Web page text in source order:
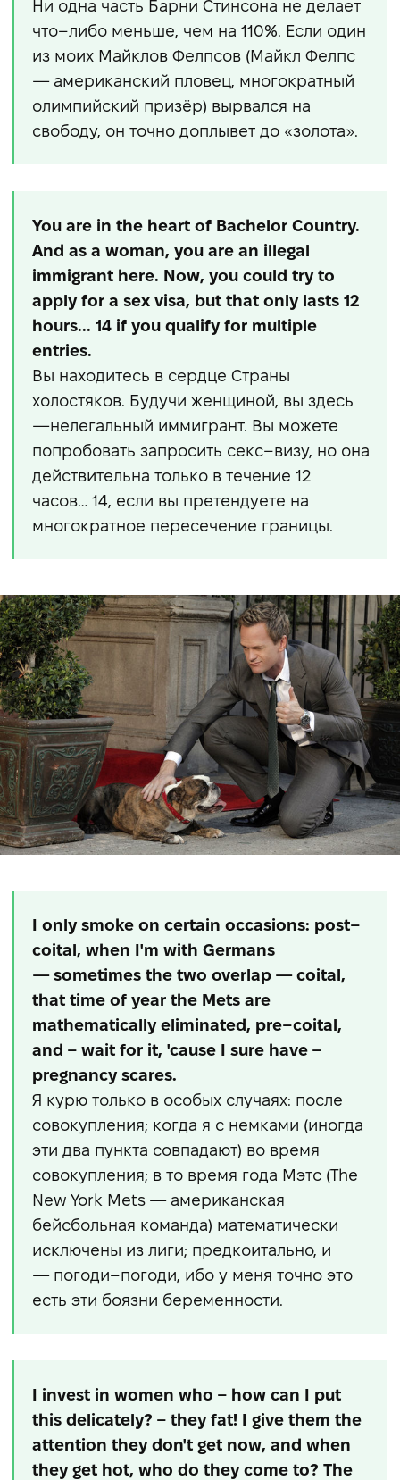
Ни одна часть Барни Стинсона не делает
что–либо меньше, чем на 110%. Если один
из моих Майклов Фелпсов (Майкл Фелпс
— американский пловец, многократный
олимпийский призёр) вырвался на
свободу, он точно доплывет до «золота».
You are in the heart of Bachelor Country.
And as a woman, you are an illegal
immigrant here. Now, you could try to
apply for a sex visa, but that only lasts 12
hours... 14 if you qualify for multiple
entries.
Вы находитесь в сердце Страны
холостяков. Будучи женщиной, вы здесь
—нелегальный иммигрант. Вы можете
попробовать запросить секс–визу, но она
действительна только в течение 12
часов… 14, если вы претендуете на
многократное пересечение границы.
I only smoke on certain occasions: post–
coital, when I'm with Germans
— sometimes the two overlap — coital,
that time of year the Mets are
mathematically eliminated, pre–coital,
and – wait for it, 'cause I sure have –
pregnancy scares.
Я курю только в особых случаях: после
совокупления; когда я с немками (иногда
эти два пункта совпадают) во время
совокупления; в то время года Мэтс (The
New York Mets — американская
бейсбольная команда) математически
исключены из лиги; предкоитально, и
— погоди–погоди, ибо у меня точно это
есть эти боязни беременности.
I invest in women who – how can I put
this delicately? – they fat! I give them the
attention they don't get now, and when
they get hot, who do they come to? The